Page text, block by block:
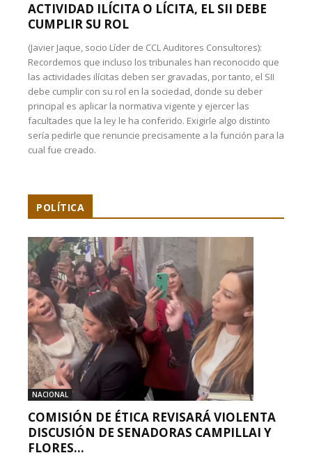
ACTIVIDAD ILÍCITA O LÍCITA, EL SII DEBE
CUMPLIR SU ROL
(Javier Jaque, socio Líder de CCL Auditores Consultores):
Recordemos que incluso los tribunales han reconocido que
las actividades ilícitas deben ser gravadas, por tanto, el SII
debe cumplir con su rol en la sociedad, donde su deber
principal es aplicar la normativa vigente y ejercer las
facultades que la ley le ha conferido. Exigirle algo distinto
sería pedirle que renuncie precisamente a la función para la
cual fue creado.
POLÍTICA
NACIONAL
COMISIÓN DE ÉTICA REVISARÁ VIOLENTA
DISCUSIÓN DE SENADORAS CAMPILLAI Y
FLORES...